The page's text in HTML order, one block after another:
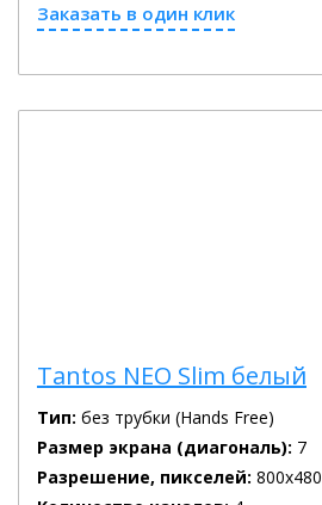
Заказать в один клик
Tantos NEO Slim белый
Тип: без трубки (Hands Free)
Размер экрана (диагональ): 7
Разрешение, пикселей: 800х480